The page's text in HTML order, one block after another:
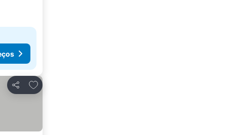
Partilhar
Adicionar aos favoritos